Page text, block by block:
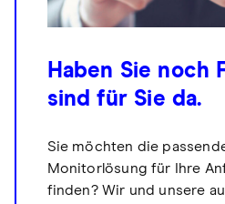
Haben Sie noch
sind für Sie da.
Sie möchten die
Monitorlösung für Ihre
finden? Wir und unsere